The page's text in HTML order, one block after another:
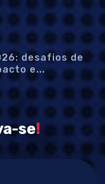
desafios de
e...
se!